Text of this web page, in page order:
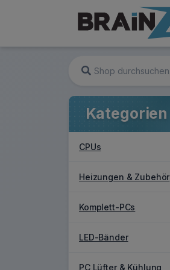
Kategorien
CPUs
Heizungen & Zubehör
Komplett-PCs
LED-Bänder
PC Lüfter & Kühlung